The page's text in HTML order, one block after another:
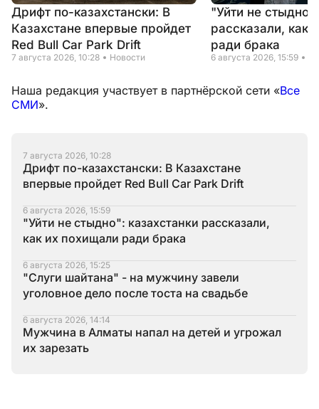
Дрифт по-казахстански: В
Казахстане впервые пройдет
Red Bull Car Park Drift
7 августа 2026, 10:28 Новости
"Уйти не
рассказали, как
ради брака
6 августа 2026, 15:59
Наша редакция участвует в партнёрской сети «Все
СМИ».
7 августа 2026, 10:28
Дрифт по-казахстански: В Казахстане
впервые пройдет Red Bull Car Park Drift
6 августа 2026, 15:59
"Уйти не стыдно": казахстанки рассказали,
как их похищали ради брака
6 августа 2026, 15:25
"Слуги шайтана" - на мужчину завели
уголовное дело после тоста на свадьбе
6 августа 2026, 14:14
Мужчина в Алматы напал на детей и угрожал
их зарезать